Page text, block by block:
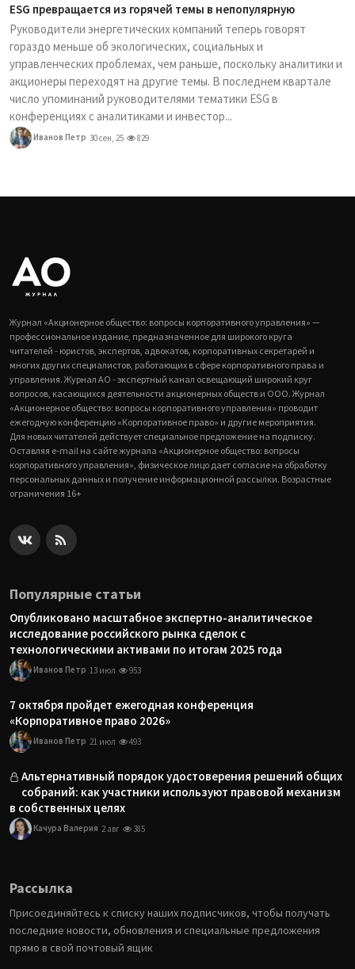
ESG превращается из горячей темы в непопулярную
Руководители энергетических компаний теперь говорят
гораздо меньше об экологических, социальных и
управленческих проблемах, чем раньше, поскольку аналитики и
акционеры переходят на другие темы. В последнем квартале
число упоминаний руководителями тематики ESG в
конференциях с аналитиками и инвестор...
Иванов Петр 30 сен, 25 829
Журнал «Акционерное общество: вопросы корпоративного управления» —
профессиональное издание, предназначенное для широкого круга
читателей - юристов, экспертов, адвокатов, корпоративных секретарей и
многих других специалистов, работающих в сфере корпоративного права и
управления. Журнал АО - экспертный канал освещающий широкий круг
вопросов, касающихся деятельности акционерных обществ и ООО. Журнал
«Акционерное общество: вопросы корпоративного управления» проводит
ежегодную конференцию «Корпоративное право» и другие мероприятия.
Для новых читателей действует специальное предложение на подписку.
Оставляя e-mail на сайте журнала «Акционерное общество: вопросы
корпоративного управления», физическое лицо дает согласие на обработку
персональных данных и получение информационной рассылки. Возрастные
ограничения 16+
Популярные статьи
Опубликовано масштабное экспертно-аналитическое
исследование российского рынка сделок с
технологическими активами по итогам 2025 года
Иванов Петр 13 июл 953
7 октября пройдет ежегодная конференция
«Корпоративное право 2026»
Иванов Петр 21 июл 493
Альтернативный порядок удостоверения решений общих
собраний: как участники используют правовой механизм
в собственных целях
Качура Валерия 2 авг 385
Рассылка
Присоединяйтесь к списку наших подписчиков, чтобы получать
последние новости, обновления и специальные предложения
прямо в свой почтовый ящик